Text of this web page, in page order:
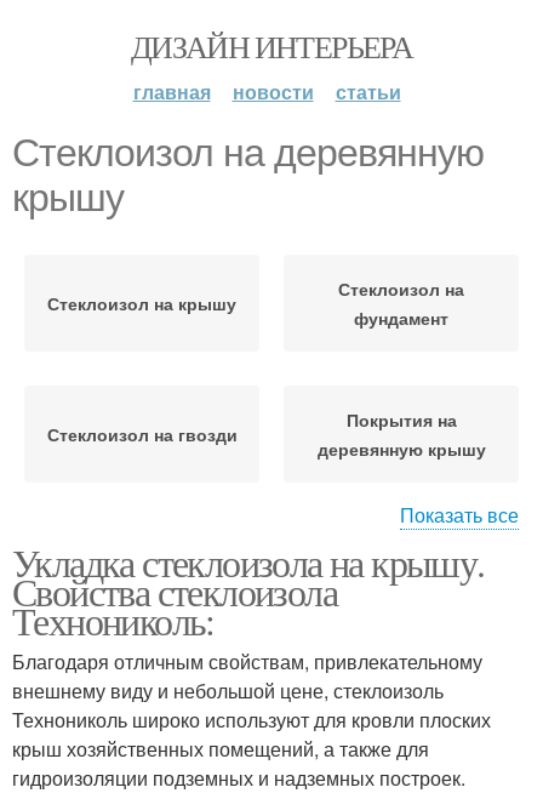
ДИЗАЙН ИНТЕРЬЕРА
главная новости статьи
Стеклоизол на деревянную
крышу
Стеклоизол на крышу
Стеклоизол на
фундамент
Стеклоизол на гвозди
Покрытия на
деревянную крышу
стеклоизола
Стеклоизол на крышах
Основания под
стеклоизол
Стеклоизол без горелки
Показать все
Укладка стеклоизола на крышу.
Свойства стеклоизола
Технониколь:
Благодаря отличным свойствам, привлекательному
внешнему виду и небольшой цене, стеклоизоль
Технониколь широко используют для кровли плоских
крыш хозяйственных помещений, а также для
гидроизоляции подземных и надземных построек.